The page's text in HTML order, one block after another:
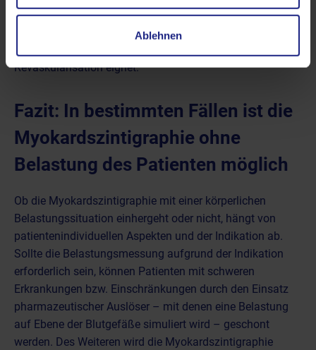
Ablehnen
auf Basis von Thallium oder Technetium-99m reichern
sich in dem hibernierenden Myokard an, weshalb sich die
Revaskularisation eignet.
Fazit: In bestimmten Fällen ist die
Myokardszintigraphie ohne
Belastung des Patienten möglich
Ob die Myokardszintigraphie mit einer körperlichen
Belastungssituation einhergeht oder nicht, hängt von
patientenindividuellen Aspekten und der Indikation ab.
Sollte die Belastungsmessung aufgrund der Indikation
erforderlich sein, können Patienten mit schweren
Erkrankungen bzw. Einschränkungen durch den Einsatz
pharmazeutischer Auslöser – mit denen eine Belastung
auf Ebene der Blutgefäße simuliert wird – geschont
werden. Des Weiteren wird die Myokardszintigraphie